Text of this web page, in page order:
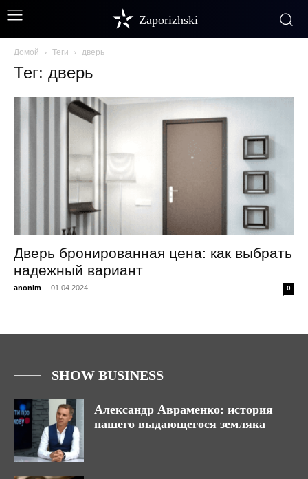
Zaporizhski
Домой Теги дверь
Тег: дверь
Дверь бронированная цена: как выбрать
надежный вариант
anonim - 01.04.2024 0
SHOW BUSINESS
Александр Авраменко: история
нашего выдающегося земляка